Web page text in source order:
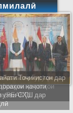
Тоҷикистон дар
наҷоти
узви СҲШ дар